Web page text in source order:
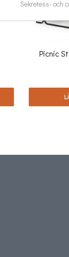
Picnic
Sekretess- och